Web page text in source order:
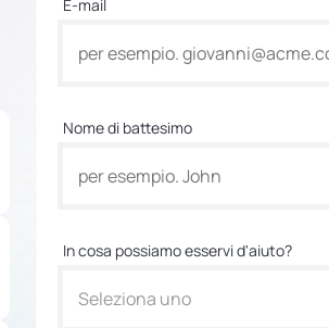
E-mail
Nome di battesimo
In cosa possiamo esservi d'aiuto?
Seleziona uno